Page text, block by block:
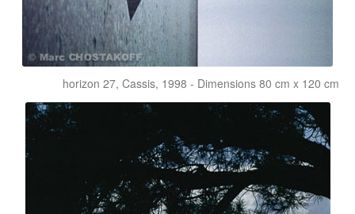
horizon 27, Cassis, 1998 - Dimensions 80 cm x 120 cm